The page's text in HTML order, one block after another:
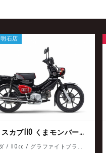
クロスカブ110 くまモンバージョン
ホンダ / 110cc / グラファイトブラック
明石店